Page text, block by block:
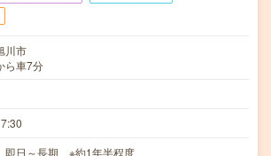
川市
ら車7分
即日～長期 ※約1年半程度